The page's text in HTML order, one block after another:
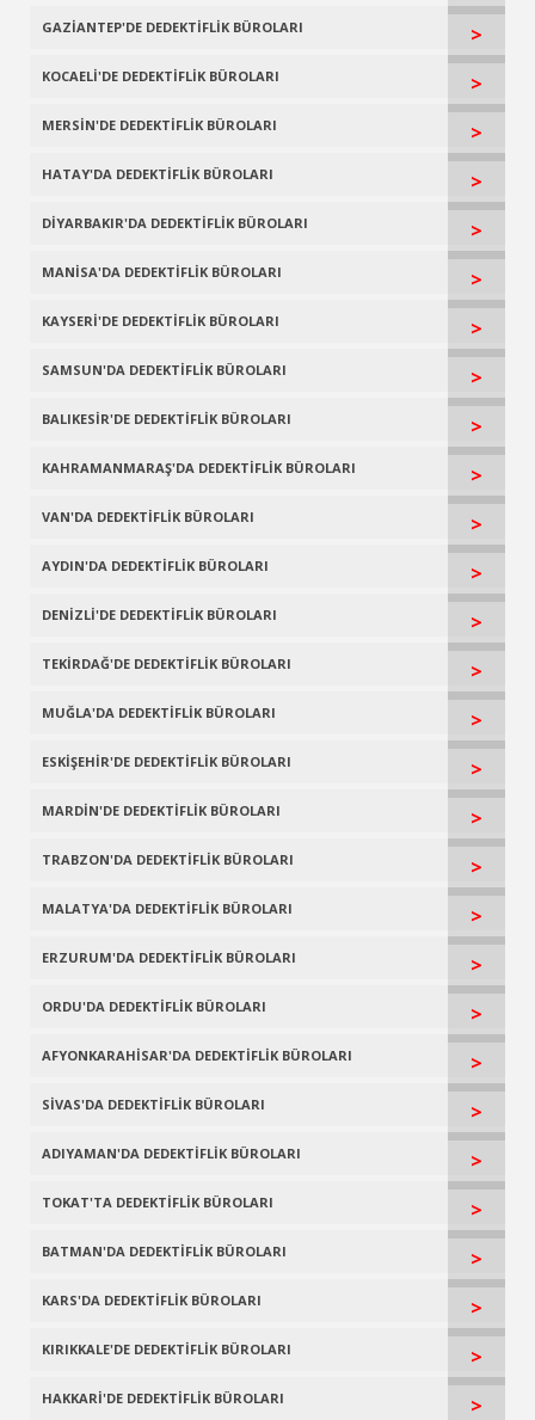
GAZİANTEP'DE DEDEKTİFLİK BÜROLARI >
KOCAELİ'DE DEDEKTİFLİK BÜROLARI >
MERSİN'DE DEDEKTİFLİK BÜROLARI >
HATAY'DA DEDEKTİFLİK BÜROLARI >
DİYARBAKIR'DA DEDEKTİFLİK BÜROLARI >
MANİSA'DA DEDEKTİFLİK BÜROLARI >
KAYSERİ'DE DEDEKTİFLİK BÜROLARI >
SAMSUN'DA DEDEKTİFLİK BÜROLARI >
BALIKESİR'DE DEDEKTİFLİK BÜROLARI >
KAHRAMANMARAŞ'DA DEDEKTİFLİK BÜROLARI >
VAN'DA DEDEKTİFLİK BÜROLARI >
AYDIN'DA DEDEKTİFLİK BÜROLARI >
DENİZLİ'DE DEDEKTİFLİK BÜROLARI >
TEKİRDAĞ'DE DEDEKTİFLİK BÜROLARI >
MUĞLA'DA DEDEKTİFLİK BÜROLARI >
ESKİŞEHİR'DE DEDEKTİFLİK BÜROLARI >
MARDİN'DE DEDEKTİFLİK BÜROLARI >
TRABZON'DA DEDEKTİFLİK BÜROLARI >
MALATYA'DA DEDEKTİFLİK BÜROLARI >
ERZURUM'DA DEDEKTİFLİK BÜROLARI >
ORDU'DA DEDEKTİFLİK BÜROLARI >
AFYONKARAHİSAR'DA DEDEKTİFLİK BÜROLARI >
SİVAS'DA DEDEKTİFLİK BÜROLARI >
ADIYAMAN'DA DEDEKTİFLİK BÜROLARI >
TOKAT'TA DEDEKTİFLİK BÜROLARI >
BATMAN'DA DEDEKTİFLİK BÜROLARI >
KARS'DA DEDEKTİFLİK BÜROLARI >
KIRIKKALE'DE DEDEKTİFLİK BÜROLARI >
HAKKARİ'DE DEDEKTİFLİK BÜROLARI >